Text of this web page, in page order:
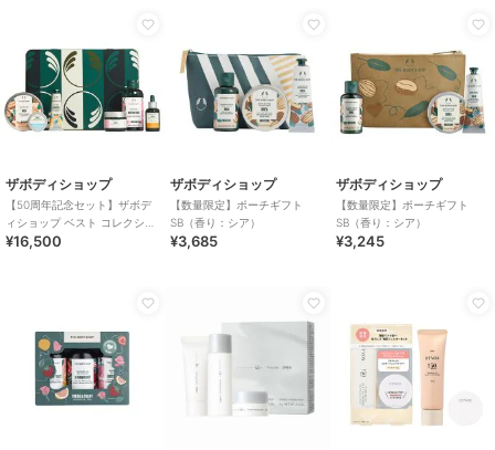
ザボディショップ
【50周年記念セット】ザボデ
ィショップ ベスト コレクショ
ン
¥16,500
ザボディショップ
【数量限定】ポーチギフト
SB（香り：シア）
¥3,685
ザボディショップ
【数量限定】ポーチギフト
SB（香り：シア）
¥3,245